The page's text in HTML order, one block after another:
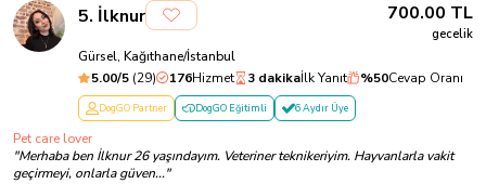
5. İlknur 700.00 TL
gecelik
Gürsel, Kağıthane/İstanbul
5.00/5 (29) 176Hizmet 3 dakikaİlk Yanıt %50Cevap Oranı
DogGO Partner DogGO Eğitimli 6 Aydır Üye
Pet care lover
"Merhaba ben İlknur 26 yaşındayım. Veteriner teknikeriyim. Hayvanlarla vakit
geçirmeyi, onlarla güven..."